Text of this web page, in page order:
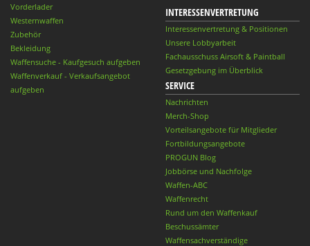
Vorderlader
Westernwaffen
Zubehör
Bekleidung
Waffensuche - Kaufgesuch aufgeben
Waffenverkauf - Verkaufsangebot
aufgeben
INTERESSENVERTRETUNG
Interessenvertretung & Positionen
Unsere Lobbyarbeit
Fachausschuss Airsoft & Paintball
Gesetzgebung im Überblick
SERVICE
Nachrichten
Merch-Shop
Vorteilsangebote für Mitglieder
Fortbildungsangebote
PROGUN Blog
Jobbörse und Nachfolge
Waffen-ABC
Waffenrecht
Rund um den Waffenkauf
Beschussämter
Waffensachverständige